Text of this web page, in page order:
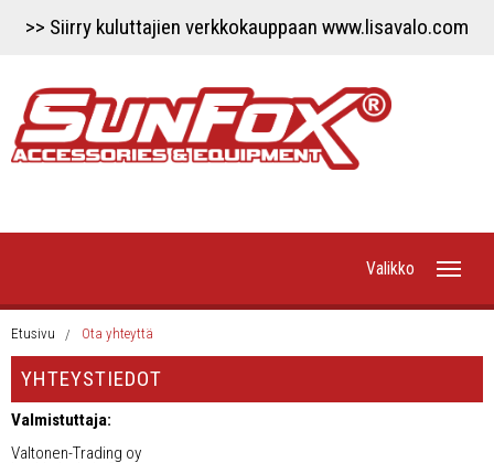
>> Siirry kuluttajien verkkokauppaan www.lisavalo.com
Valikko
Etusivu
Uutiset
Työvalot
Etusivu Ota yhteyttä
YHTEYSTIEDOT
Valmistuttaja:
Valtonen-Trading oy